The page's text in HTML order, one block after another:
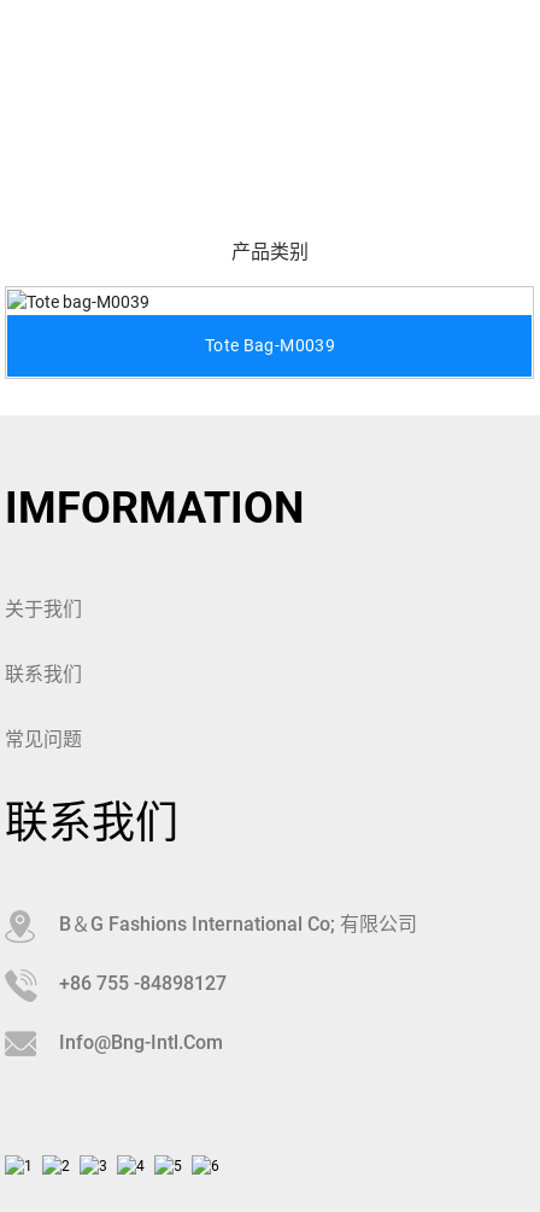
产品类别
Tote Bag-M0039
IMFORMATION
关于我们
联系我们
常见问题
联系我们
B＆G Fashions International Co; 有限公司
+86 755 -84898127
Info@bng-Intl.com